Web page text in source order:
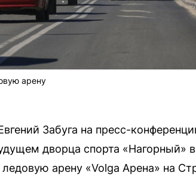
арену
Забуга на пресс-
дворца спорта «Нагорный»
арену «Volga Арена» на